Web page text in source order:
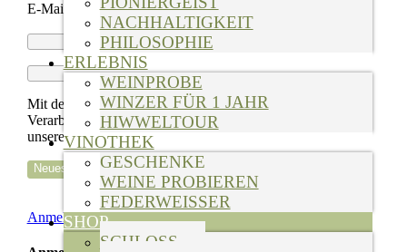
NACHHALTIGKEIT
PHILOSOPHIE
ERLEBNIS
WEINPROBE
WINZER FÜR 1 JAHR
HIWWELTOUR
VINOTHEK
GESCHENKE
WEINE PROBIEREN
FEDERWEISSER
SHOP
SCHLOSS
E-Mail-Adresse*
Mit der Registrierung stimmen Sie der Speicherung und
Verarbeitung Ihre Daten zu. Mehr dazu erfahren Sie in
unsererDatenschutzerklärung
Anmelden